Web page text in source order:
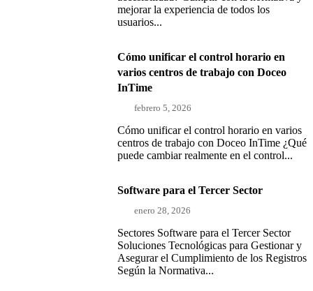
mejorar la experiencia de todos los
usuarios...
Cómo unificar el control horario en
varios centros de trabajo con Doceo
InTime
febrero 5, 2026
Cómo unificar el control horario en varios
centros de trabajo con Doceo InTime ¿Qué
puede cambiar realmente en el control...
Software para el Tercer Sector
enero 28, 2026
Sectores Software para el Tercer Sector
Soluciones Tecnológicas para Gestionar y
Asegurar el Cumplimiento de los Registros
Según la Normativa...